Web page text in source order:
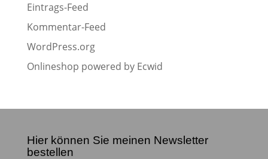
Eintrags-Feed
Kommentar-Feed
WordPress.org
Onlineshop powered by Ecwid
Hier können Sie meinen Newsletter
bestellen